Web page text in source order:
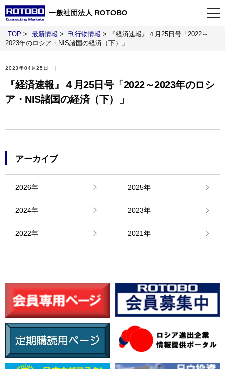
一般社団法人 ROTOBO
TOP
最新情報
当会について
刊行物
情報館
TOP > 最新情報 > 刊行物情報 >
『経済速報』４月25日号「2022～
2023年のロシア・NIS諸国の経済（下）」
2023年04月25日
『経済速報』４月25日号「2022～2023年のロシ
ア・NIS諸国の経済（下）」
アーカイブ
2026年 2025年
2024年 2023年
2022年 2021年